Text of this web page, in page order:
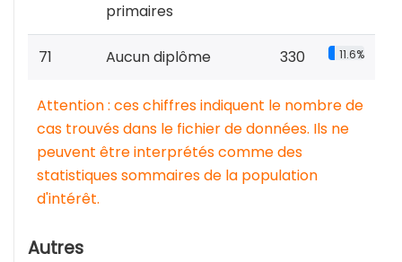
primaires
71 Aucun diplôme 330 11.6%
Attention : ces chiffres indiquent le nombre de
cas trouvés dans le fichier de données. Ils ne
peuvent être interprétés comme des
statistiques sommaires de la population
d'intérêt.
Autres